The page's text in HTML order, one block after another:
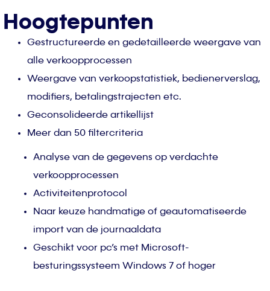
Hoogtepunten
Gestructureerde en gedetailleerde weergave van
alle verkoopprocessen
Weergave van verkoopstatistiek, bedienerverslag,
modifiers, betalingstrajecten etc.
Geconsolideerde artikellijst
Meer dan 50 filtercriteria
Analyse van de gegevens op verdachte
verkoopprocessen
Activiteitenprotocol
Naar keuze handmatige of geautomatiseerde
import van de journaaldata
Geschikt voor pc’s met Microsoft-
besturingssysteem Windows 7 of hoger